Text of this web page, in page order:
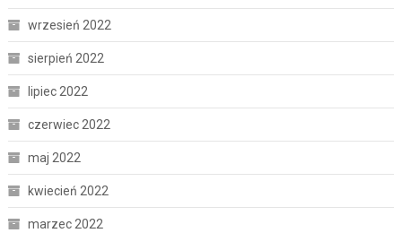
wrzesień 2022
sierpień 2022
lipiec 2022
czerwiec 2022
maj 2022
kwiecień 2022
marzec 2022